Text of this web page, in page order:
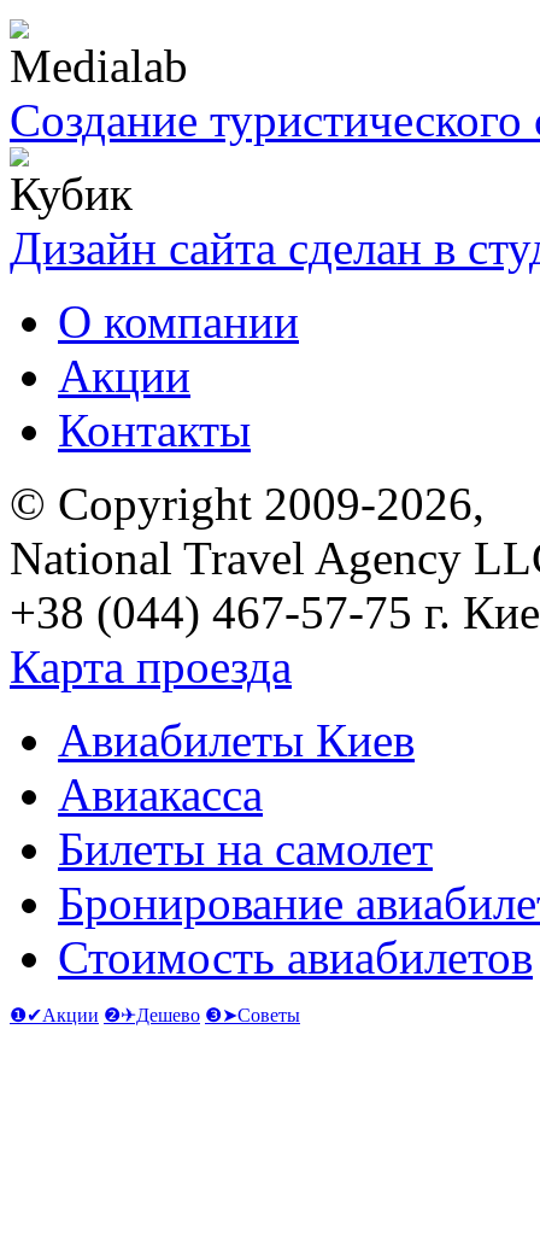
Создание туристического
Дизайн сайта сделан в
О компании
Акции
Контакты
© Copyright 2009-2026,
National Travel Agency
+38 (044) 467-57-75 г.
Карта проезда
Авиабилеты Киев
Авиакасса
Билеты на самолет
Бронирование
Стоимость авиабилетов
❶✔Акции ❷✈Дешево ❸➤Советы